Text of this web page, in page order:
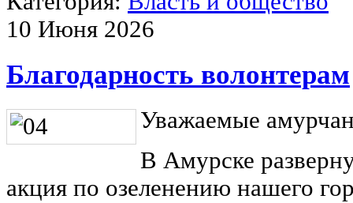
10 Июня 2026
Благодарность волонтерам
Уважаемые
В Амурске
акция по озеленению нашего